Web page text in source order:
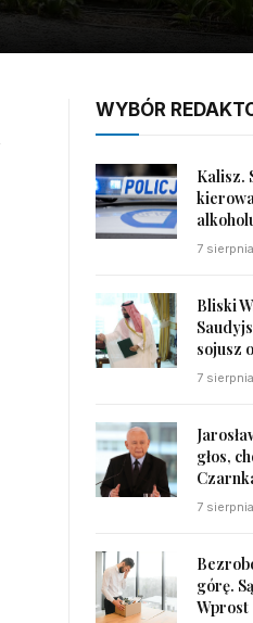
WYBÓR
Kalisz.
7
Bliski
sojusz
7
głos,
7
górę.
Wprost